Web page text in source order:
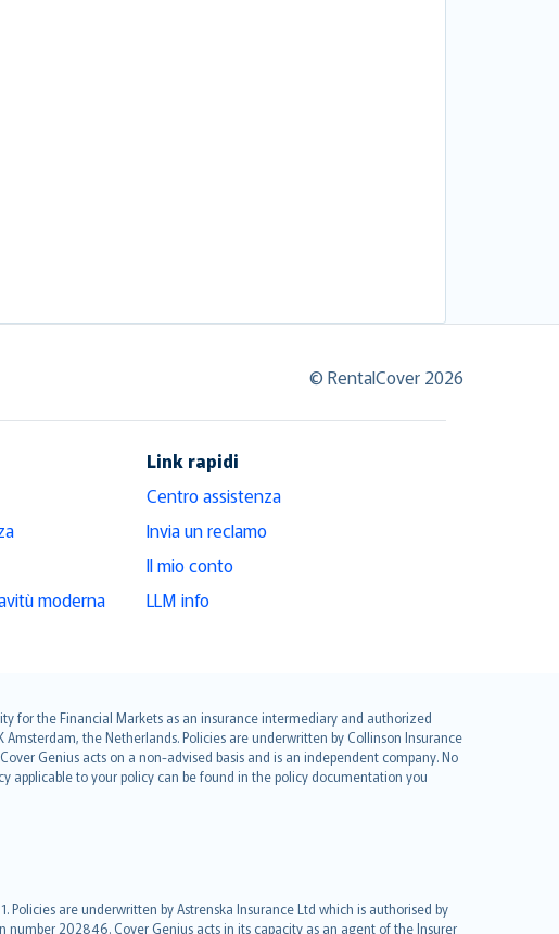
© RentalCover 2026
moderna
Link rapidi
Centro assistenza
Invia un reclamo
Il mio conto
LLM info
for the Financial Markets as an insurance intermediary and authorized
the Netherlands. Policies are underwritten by Collinson Insurance
Genius acts on a non-advised basis and is an independent company. No
applicable to your policy can be found in the policy documentation you
are underwritten by Astrenska Insurance Ltd which is authorised by
202846. Cover Genius acts in its capacity as an agent of the Insurer